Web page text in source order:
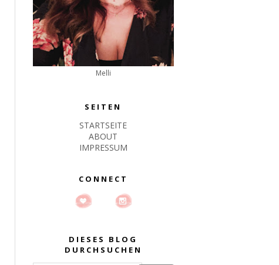
Melli
SEITEN
STARTSEITE
ABOUT
IMPRESSUM
CONNECT
DIESES BLOG
DURCHSUCHEN